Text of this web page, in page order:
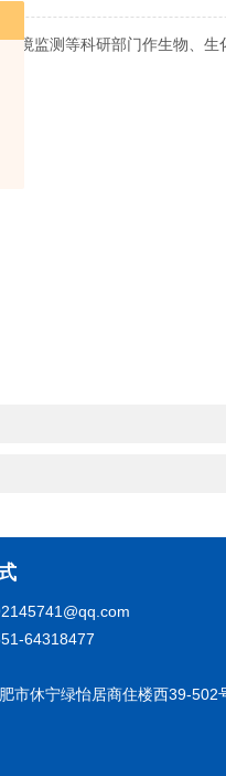
境监测等科研部门作生物、
64318477
市休宁绿怡居商住楼西39-502